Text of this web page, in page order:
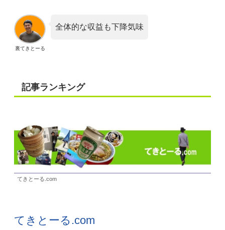
裏てきとーる
全体的な収益も下降気味
記事ランキング
てきとーる.com
てきとーる.com